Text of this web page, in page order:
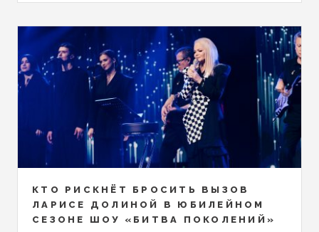
КТО РИСКНЁТ БРОСИТЬ ВЫЗОВ
ЛАРИСЕ ДОЛИНОЙ В ЮБИЛЕЙНОМ
СЕЗОНЕ ШОУ «БИТВА ПОКОЛЕНИЙ»